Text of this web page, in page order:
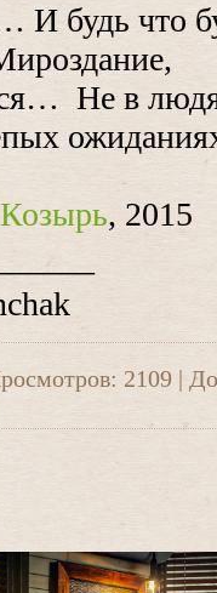
И будь что
Не в
, 2015
2109